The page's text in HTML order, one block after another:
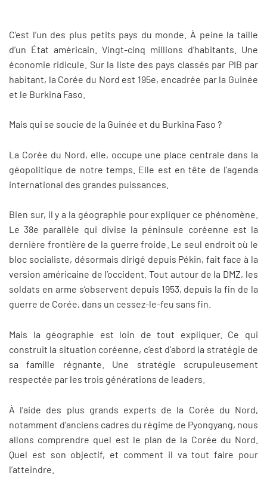
C’est l’un des plus petits pays du monde. À peine la taille
d’un État américain. Vingt-cinq millions d’habitants. Une
économie ridicule. Sur la liste des pays classés par PIB par
habitant, la Corée du Nord est 195e, encadrée par la Guinée
et le Burkina Faso.
Mais qui se soucie de la Guinée et du Burkina Faso ?
La Corée du Nord, elle, occupe une place centrale dans la
géopolitique de notre temps. Elle est en tête de l’agenda
international des grandes puissances.
Bien sur, il y a la géographie pour expliquer ce phénomène.
Le 38e parallèle qui divise la péninsule coréenne est la
dernière frontière de la guerre froide. Le seul endroit où le
bloc socialiste, désormais dirigé depuis Pékin, fait face à la
version américaine de l’occident. Tout autour de la DMZ, les
soldats en arme s’observent depuis 1953, depuis la fin de la
guerre de Corée, dans un cessez-le-feu sans fin.
Mais la géographie est loin de tout expliquer. Ce qui
construit la situation coréenne, c’est d’abord la stratégie de
sa famille régnante. Une stratégie scrupuleusement
respectée par les trois générations de leaders.
À l’aide des plus grands experts de la Corée du Nord,
notamment d’anciens cadres du régime de Pyongyang, nous
allons comprendre quel est le plan de la Corée du Nord.
Quel est son objectif, et comment il va tout faire pour
l’atteindre.